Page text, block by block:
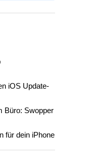
iOS Update-
Büro: Swopper
für dein iPhone